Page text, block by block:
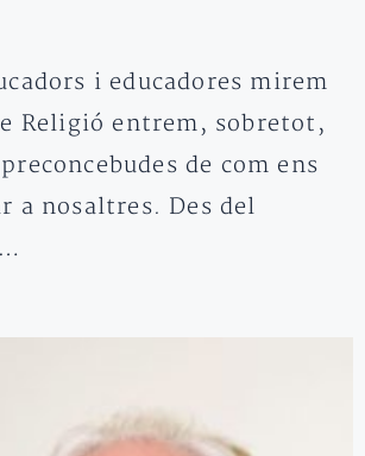
i educadores mirem
Religió entrem, sobretot,
de com ens
a nosaltres. Des del